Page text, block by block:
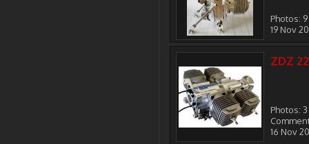
Photos: 9
19 Nov
ZDZ
Photos: 3
16 Nov